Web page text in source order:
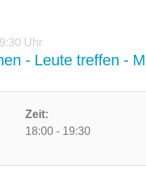
Uhr
- Leute treffen -
Zeit:
18:00 - 19:30